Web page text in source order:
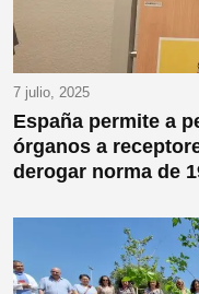
7 julio, 2025
España permite a
órganos a
derogar norma de